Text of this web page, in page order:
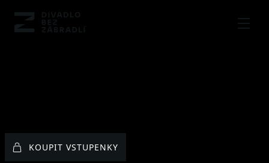
KOUPIT VSTUPENKY